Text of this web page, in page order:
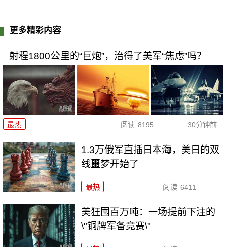
更多精彩内容
射程1800公里的“巨炮”，治得了美军“焦虑”吗？
最热 阅读 8195 30分钟前
1.3万俄军直插日本海，美日的双
线噩梦开始了
最热 阅读 6411
美狂囤百万吨：一场提前下注的
\"铜牌军备竞赛\"